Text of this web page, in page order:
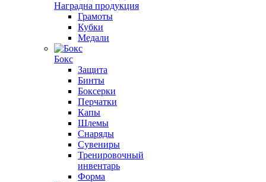
Наградна продукция
Грамоты
Кубки
Медали
Бокс
Защита
Бинты
Боксерки
Перчатки
Капы
Шлемы
Снаряды
Сувениры
Тренировочный
инвентарь
Форма